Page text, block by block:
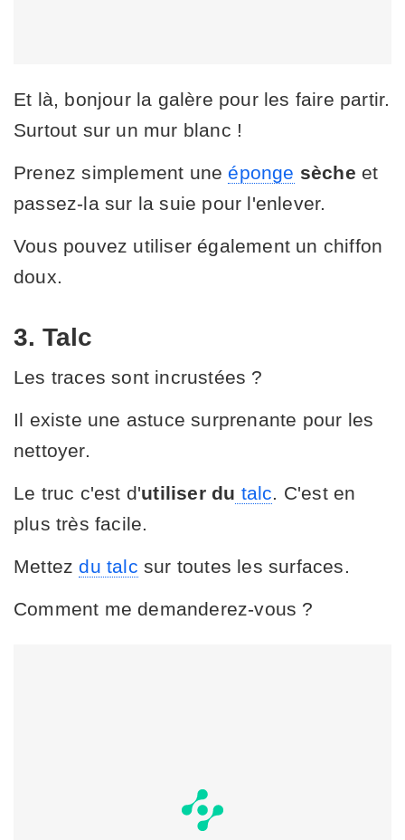
Et là, bonjour la galère pour les faire partir.
Surtout sur un mur blanc !
Prenez simplement une éponge sèche et
passez-la sur la suie pour l'enlever.
Vous pouvez utiliser également un chiffon
doux.
3. Talc
Les traces sont incrustées ?
Il existe une astuce surprenante pour les
nettoyer.
Le truc c'est d'utiliser du talc . C'est en
plus très facile.
Mettezdu talc sur toutes les surfaces.
Comment me demanderez-vous ?